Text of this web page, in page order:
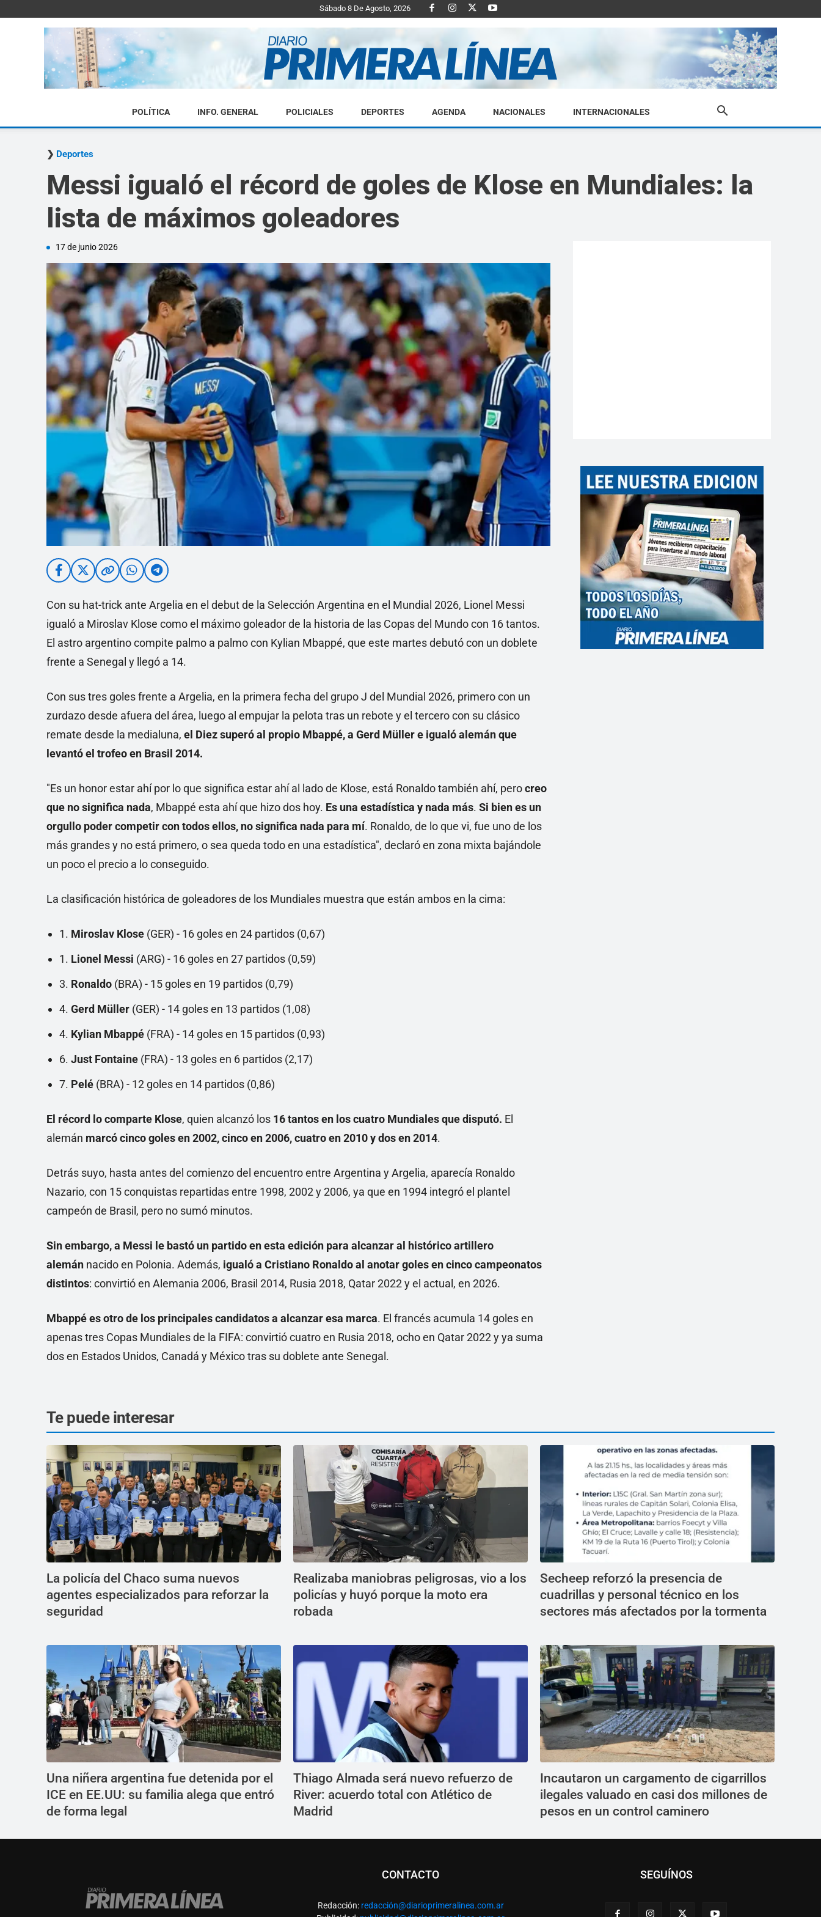
Sábado 8 De Agosto, 2026
Diario
Linea
POLÍTICA INFO. GENERAL POLICIALES DEPORTES AGENDA NACIONALES INTERNACIONALES
Deportes
Messi igualó el récord de goles de Klose en Mundiales: la
lista de máximos goleadores
17 de junio 2026
Con su hat-trick ante Argelia en el debut de la Selección Argentina en el Mundial 2026, Lionel Messi
igualó a Miroslav Klose como el máximo goleador de la historia de las Copas del Mundo con 16 tantos.
El astro argentino compite palmo a palmo con Kylian Mbappé, que este martes debutó con un doblete
frente a Senegal y llegó a 14.
Con sus tres goles frente a Argelia, en la primera fecha del grupo J del Mundial 2026, primero con un
zurdazo desde afuera del área, luego al empujar la pelota tras un rebote y el tercero con su clásico
remate desde la medialuna, el Diez superó al propio Mbappé, a Gerd Müller e igualó alemán que
levantó el trofeo en Brasil 2014.
"Es un honor estar ahí por lo que significa estar ahí al lado de Klose, está Ronaldo también ahí, perocreo
que no significa nada, Mbappé esta ahí que hizo dos hoy. Es una estadística y nada más. Si bien es un
orgullo poder competir con todos ellos, no significa nada para mí. Ronaldo, de lo que vi, fue uno de los
más grandes y no está primero, o sea queda todo en una estadística", declaró en zona mixta bajándole
un poco el precio a lo conseguido.
La clasificación histórica de goleadores de los Mundiales muestra que están ambos en la cima:
1. Miroslav Klose (GER) - 16 goles en 24 partidos (0,67)
1. Lionel Messi (ARG) - 16 goles en 27 partidos (0,59)
3. Ronaldo (BRA) - 15 goles en 19 partidos (0,79)
4. Gerd Müller (GER) - 14 goles en 13 partidos (1,08)
4. Kylian Mbappé (FRA) - 14 goles en 15 partidos (0,93)
6. Just Fontaine (FRA) - 13 goles en 6 partidos (2,17)
7. Pelé (BRA) - 12 goles en 14 partidos (0,86)
El récord lo comparte Klose, quien alcanzó los 16 tantos en los cuatro Mundiales que disputó. El
alemán marcó cinco goles en 2002, cinco en 2006, cuatro en 2010 y dos en 2014.
Detrás suyo, hasta antes del comienzo del encuentro entre Argentina y Argelia, aparecía Ronaldo
Nazario, con 15 conquistas repartidas entre 1998, 2002 y 2006, ya que en 1994 integró el plantel
campeón de Brasil, pero no sumó minutos.
Sin embargo, a Messi le bastó un partido en esta edición para alcanzar al histórico artillero
alemán nacido en Polonia. Además, igualó a Cristiano Ronaldo al anotar goles en cinco campeonatos
distintos: convirtió en Alemania 2006, Brasil 2014, Rusia 2018, Qatar 2022 y el actual, en 2026.
Mbappé es otro de los principales candidatos a alcanzar esa marca. El francés acumula 14 goles en
apenas tres Copas Mundiales de la FIFA: convirtió cuatro en Rusia 2018, ocho en Qatar 2022 y ya suma
dos en Estados Unidos, Canadá y México tras su doblete ante Senegal.
Te puede interesar
La policía del Chaco suma nuevos
agentes especializados para reforzar la
seguridad
Realizaba maniobras peligrosas, vio a los
policías y huyó porque la moto era
robada
Secheep reforzó la presencia de
cuadrillas y personal técnico en los
sectores más afectados por la tormenta
Una niñera argentina fue detenida por el
ICE en EE.UU: su familia alega que entró
de forma legal
Thiago Almada será nuevo refuerzo de
River: acuerdo total con Atlético de
Madrid
Incautaron un cargamento de cigarrillos
ilegales valuado en casi dos millones de
pesos en un control caminero
CONTACTO
Redacción: redacción@diarioprimeralinea.com.ar
SEGUÍNOS